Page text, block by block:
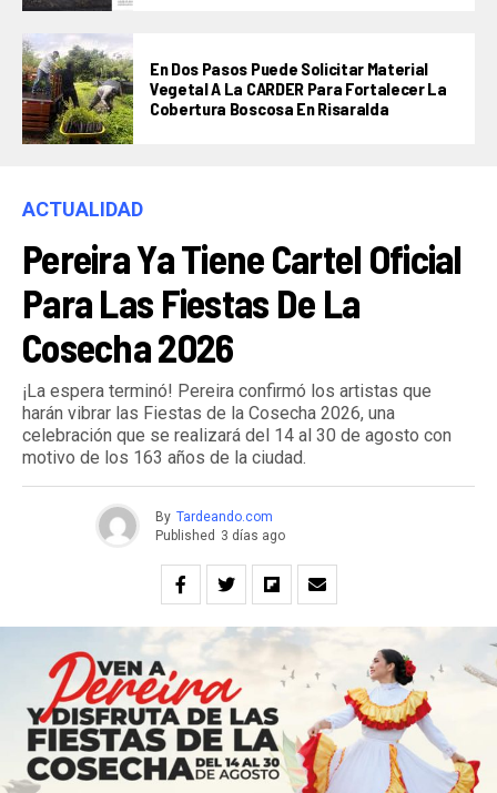
En Dos Pasos Puede Solicitar Material
Vegetal A La CARDER Para Fortalecer La
Cobertura Boscosa En Risaralda
ACTUALIDAD
Pereira Ya Tiene Cartel Oficial
Para Las Fiestas De La
Cosecha 2026
¡La espera terminó! Pereira confirmó los artistas que
harán vibrar las Fiestas de la Cosecha 2026, una
celebración que se realizará del 14 al 30 de agosto con
motivo de los 163 años de la ciudad.
By Tardeando.com
Published 3 días ago